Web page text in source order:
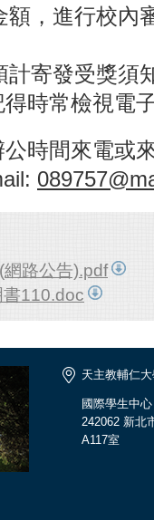
額，進行校內
計寄發受獎須
時常檢視電
時間來電或
路公告).pdf
110.doc
天主教輔仁
國際學生中心
242062 新北
A117室